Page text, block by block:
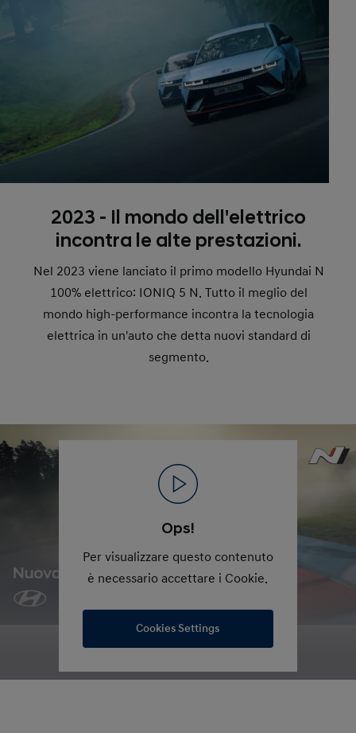
2023 - Il mondo dell'elettrico
incontra le alte prestazioni.
Nel 2023 viene lanciato il primo modello Hyundai N
100% elettrico: IONIQ 5 N. Tutto il meglio del
mondo high-performance incontra la tecnologia
elettrica in un'auto che detta nuovi standard di
segmento.
Ops!
Per visualizzare questo contenuto
è necessario accettare i Cookie.
Cookies Settings